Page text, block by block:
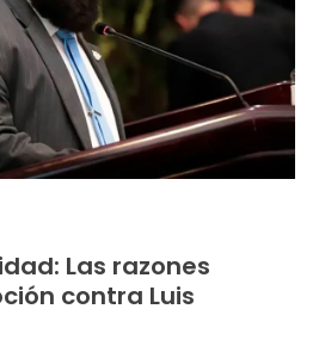
Las razones
contra Luis